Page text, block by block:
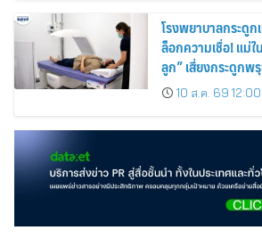
โรงพยาบาลกระดู
ล็อกความเชื่อ! แม่
ลูก” เสี่ยงกระดูกพ
ชวนคุณแม่วัยเก๋าตร
ป้องกัน
10 ส.ค. 69 12:00